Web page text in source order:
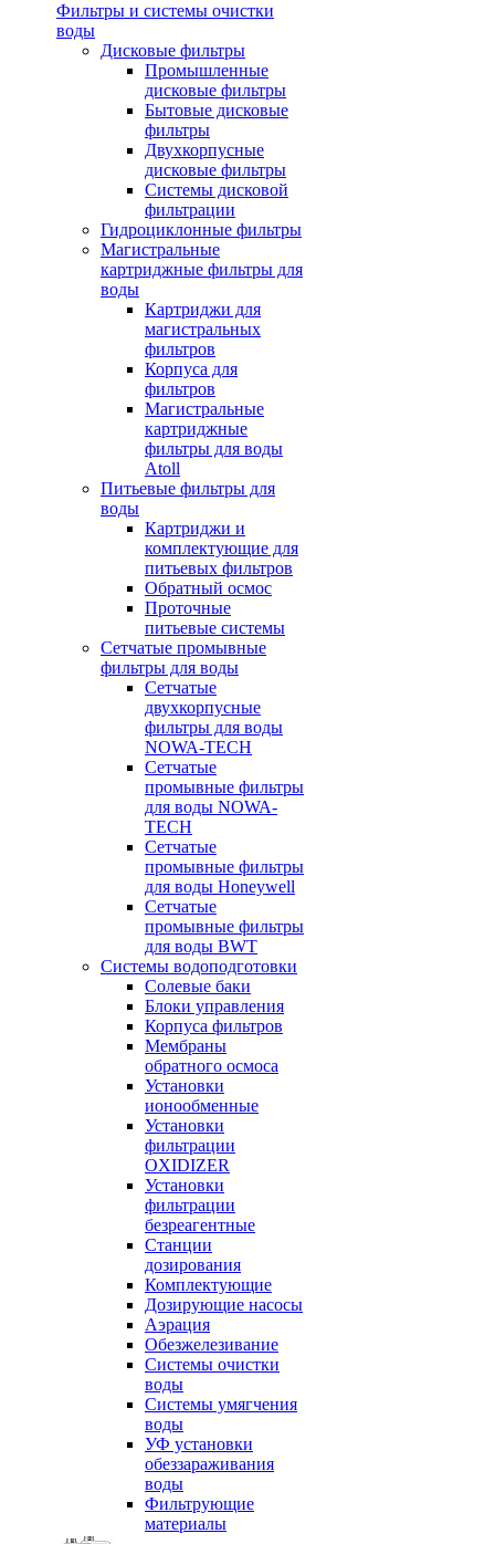
Фильтры и системы очистки
воды
Дисковые фильтры
Промышленные
дисковые фильтры
Бытовые дисковые
фильтры
Двухкорпусные
дисковые фильтры
Системы дисковой
фильтрации
Гидроциклонные фильтры
Магистральные
картриджные фильтры для
воды
Картриджи для
магистральных
фильтров
Корпуса для
фильтров
Магистральные
картриджные
фильтры для воды
Atoll
Питьевые фильтры для
воды
Картриджи и
комплектующие для
питьевых фильтров
Обратный осмос
Проточные
питьевые системы
Сетчатые промывные
фильтры для воды
Сетчатые
двухкорпусные
фильтры для воды
NOWA-TECH
Сетчатые
промывные фильтры
для воды NOWA-
TECH
Сетчатые
промывные фильтры
для воды Honeywell
Сетчатые
промывные фильтры
для воды BWT
Системы водоподготовки
Солевые баки
Блоки управления
Корпуса фильтров
Мембраны
обратного осмоса
Установки
ионообменные
Установки
фильтрации
OXIDIZER
Установки
фильтрации
безреагентные
Станции
дозирования
Комплектующие
Дозирующие насосы
Аэрация
Обезжелезивание
Системы очистки
воды
Системы умягчения
воды
УФ установки
обеззараживания
воды
Фильтрующие
материалы